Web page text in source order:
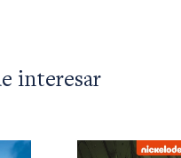
interesar